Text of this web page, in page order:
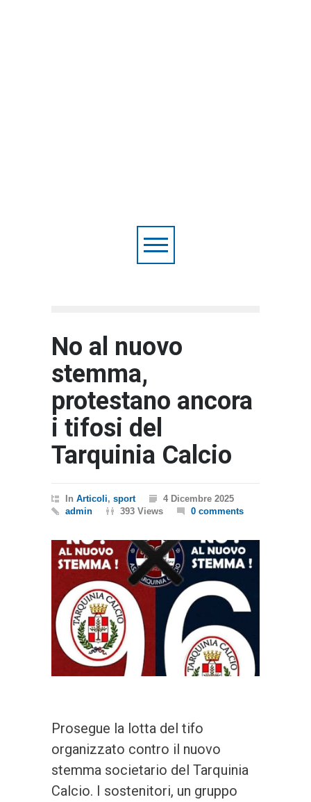
No al nuovo
stemma,
protestano ancora
i tifosi del
Tarquinia Calcio
In Articoli, sport
4 Dicembre 2025
admin
393 Views 0 comments
Prosegue la lotta del tifo
organizzato contro il nuovo
stemma societario del Tarquinia
Calcio. I sostenitori, un gruppo